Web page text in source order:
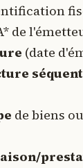
de
(date
de biens